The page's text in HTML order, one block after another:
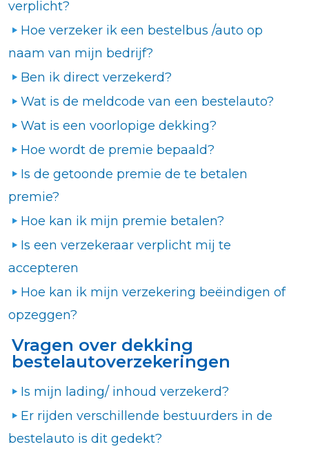
verplicht?
Hoe verzeker ik een bestelbus /auto op
naam van mijn bedrijf?
Ben ik direct verzekerd?
Wat is de meldcode van een bestelauto?
Wat is een voorlopige dekking?
Hoe wordt de premie bepaald?
Is de getoonde premie de te betalen
premie?
Hoe kan ik mijn premie betalen?
Is een verzekeraar verplicht mij te
accepteren
Hoe kan ik mijn verzekering beëindigen of
opzeggen?
Vragen over dekking
bestelautoverzekeringen
Is mijn lading/ inhoud verzekerd?
Er rijden verschillende bestuurders in de
bestelauto is dit gedekt?